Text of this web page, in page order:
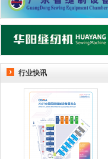
行业快讯